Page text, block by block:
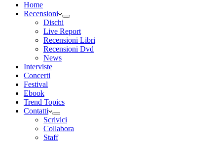
Home
Recensioni
Dischi
Live Report
Recensioni Libri
Recensioni Dvd
News
Interviste
Concerti
Festival
Ebook
Trend Topics
Contatti
Scrivici
Collabora
Staff